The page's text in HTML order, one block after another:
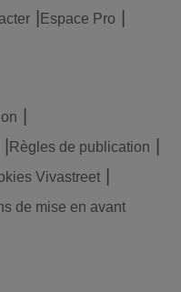
Espace Pro
Règles de publication
Vivastreet
de mise en avant